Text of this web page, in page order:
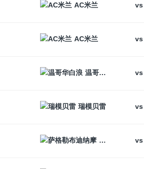
AC米兰 vs
AC米兰 vs
温哥华白浪 vs
瑞模贝雷 vs
萨格勒布迪纳摩
vs